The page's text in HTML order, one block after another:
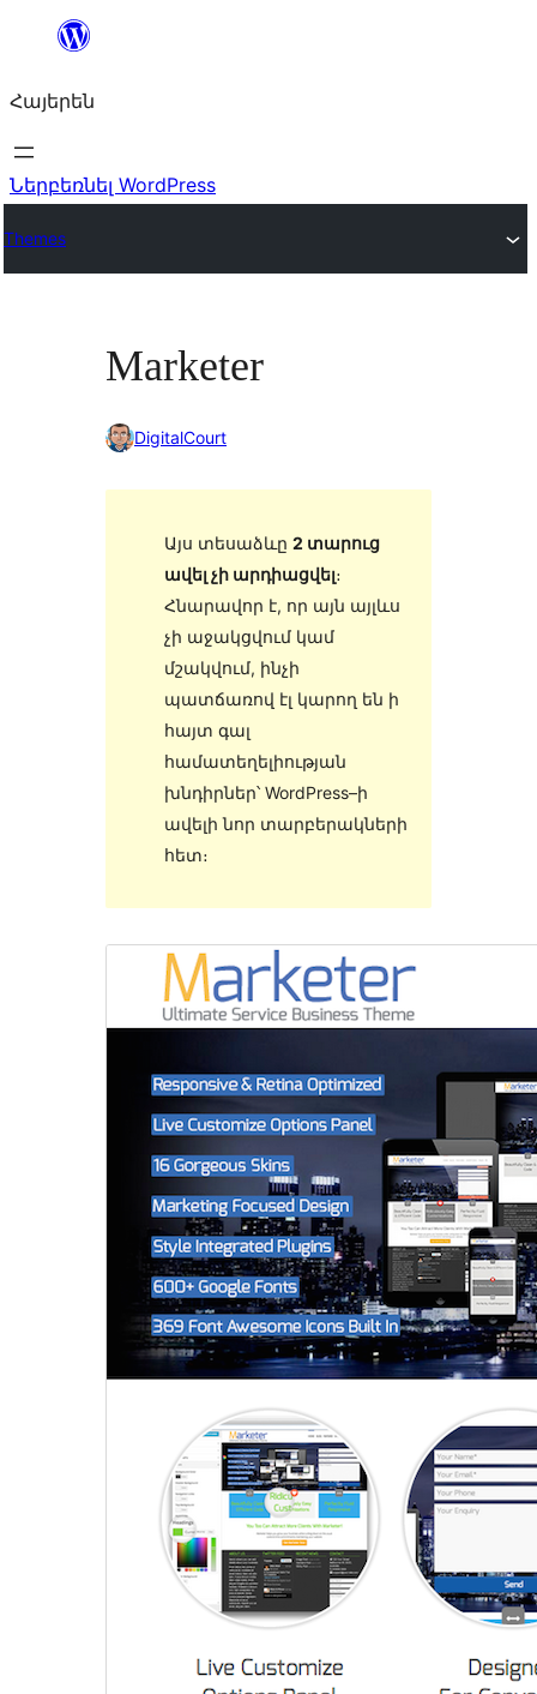
Անցնել
Հայերեն
Ներբեռնել WordPress
Themes
Marketer
DigitalCourt
Այս տեսաձևը 2 տարուց
ավել չի արդիացվել։
Հնարավոր է, որ այն այլևս
չի աջակցվում կամ
մշակվում, ինչի
պատճառով էլ կարող են ի
հայտ գալ
համատեղելիության
խնդիրներ՝ WordPress–ի
ավելի նոր տարբերակների
հետ։